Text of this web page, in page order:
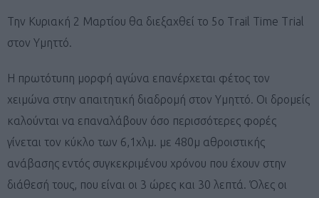
Την Κυριακή 2 Μαρτίου θα διεξαχθεί το 5ο Trail Time Trial
στον Υμηττό.
Η πρωτότυπη μορφή αγώνα επανέρχεται φέτος τον
χειμώνα στην απαιτητική διαδρομή στον Υμηττό. Οι δρομείς
καλούνται να επαναλάβουν όσο περισσότερες φορές
γίνεται τον κύκλο των 6,1χλμ. με 480μ αθροιστικής
ανάβασης εντός συγκεκριμένου χρόνου που έχουν στην
διάθεσή τους, που είναι οι 3 ώρες και 30 λεπτά. Όλες οι